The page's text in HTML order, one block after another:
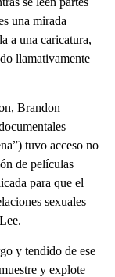
una mirada
a una caricatura,
llamativamente
Brandon
tuvo acceso no
de películas
para que el
sexuales
y tendido de ese
y explote